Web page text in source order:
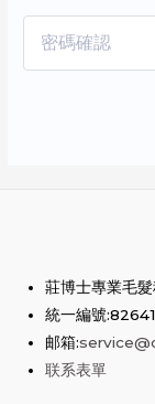
莊博士專業毛
統一編號
邮箱:
联系表單